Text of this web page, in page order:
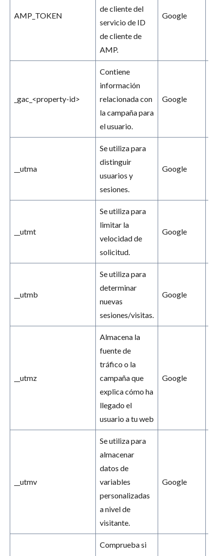
AMP_TOKEN
de cliente del
servicio de ID
de cliente de
AMP.
Google
_gac_<property-id>
Contiene
información
relacionada con
la campaña para
el usuario.
Google
__utma
Se utiliza para
distinguir
usuarios y
sesiones.
Google
__utmt
Se utiliza para
limitar la
velocidad de
solicitud.
Google
__utmb
Se utiliza para
determinar
nuevas
sesiones/visitas.
Google
__utmz
Almacena la
fuente de
tráfico o la
campaña que
explica cómo ha
llegado el
usuario a tu web
Google
__utmv
Se utiliza para
almacenar
datos de
variables
personalizadas
a nivel de
visitante.
Google
Comprueba si